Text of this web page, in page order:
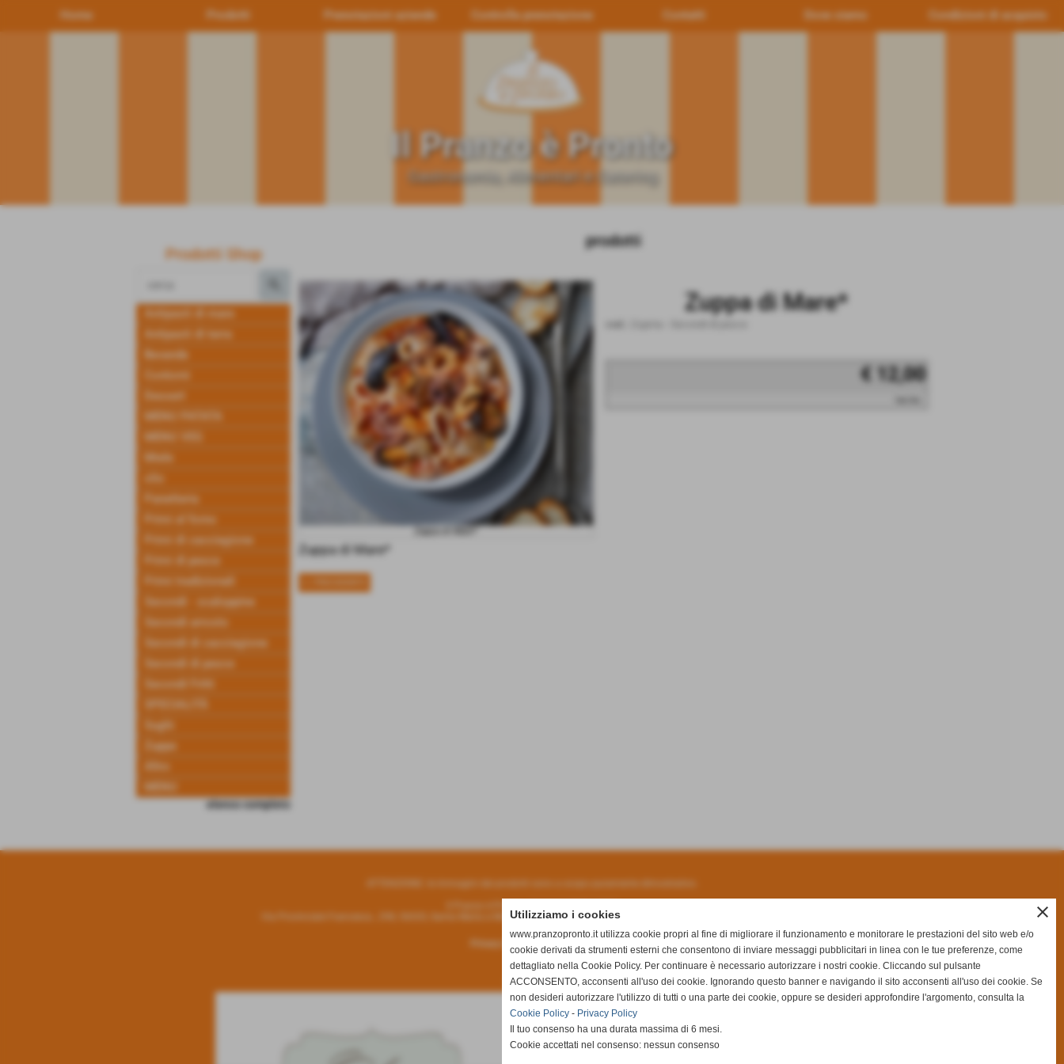
Home Prodotti Prenotazioni aziende Controlla prenotazione Contatti Dove siamo Condizioni di acquisto
Il Pranzo è Pronto
Gastronomia, Alimentari e Catering
Prodotti Shop
Antipasti di mare
Antipasti di terra
Bevande
Contorni
Dessert
MENU PATATA
MENU VEG
Miele
Panetteria
Primi al forno
Primi di cacciagione
Primi di pesce
Primi tradizionali
Secondi - scaloppine
Secondi arrosto
Secondi di cacciagione
Secondi di pesce
Secondi Fritti
Sughi
Zuppe
Altro
MENU
elenco completo
prodotti
Zuppa di Mare*
Zuppa di Mare*
€ 12,00
Zuppa di Mare*
Via Provinciale Francesca , 298, 56020, Santa Maria a Monte (PI) - Tel.0587 706295- Cell.
Privacy Policy - Cookie Policy
Partner
close
Utilizziamo i cookies
www.pranzopronto.it utilizza cookie propri al fine di migliorare il funzionamento e monitorare le prestazioni del sito web e/o
cookie derivati da strumenti esterni che consentono di inviare messaggi pubblicitari in linea con le tue preferenze, come
dettagliato nella Cookie Policy. Per continuare è necessario autorizzare i nostri cookie. Cliccando sul pulsante
ACCONSENTO, acconsenti all'uso dei cookie. Ignorando questo banner e navigando il sito acconsenti all'uso dei cookie. Se
non desideri autorizzare l'utilizzo di tutti o una parte dei cookie, oppure se desideri approfondire l'argomento, consulta la
Cookie Policy - Privacy Policy
Il tuo consenso ha una durata massima di 6 mesi.
Cookie accettati nel consenso: nessun consenso